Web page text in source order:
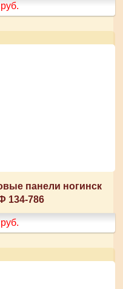
руб.
панели ногинск
134-786
руб.